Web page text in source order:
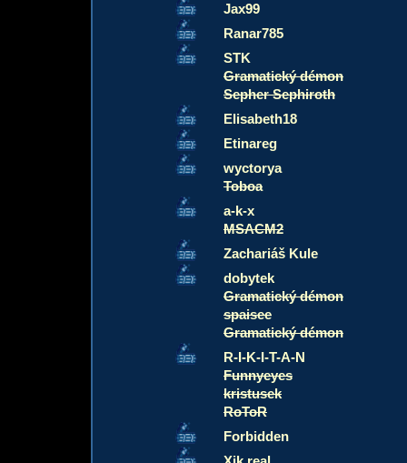
Jax99
Ranar785
STK
Gramatický démon
Sepher Sephiroth
Elisabeth18
Etinareg
wyctorya
Toboa
a-k-x
MSACM2
Zachariáš Kule
dobytek
Gramatický démon
spaisee
Gramatický démon
R-I-K-I-T-A-N
Funnyeyes
kristusek
RoToR
Forbidden